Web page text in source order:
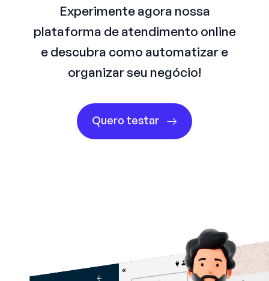
Experimente agora nossa
plataforma de atendimento online
e descubra como automatizar e
organizar seu negócio!
Quero testar